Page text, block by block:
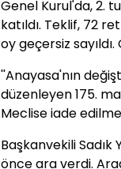
Genel Kurul'da, 2.
katıldı. Teklif, 72
oy geçersiz
''Anayasa'nın
düzenleyen 175.
Meclise iade
Başkanvekili
önce ara verdi.